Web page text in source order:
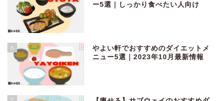
ー5選｜しっかり食べたい人向け
6
やよい軒でおすすめのダイエットメ
ニュー5選｜2023年10月最新情報